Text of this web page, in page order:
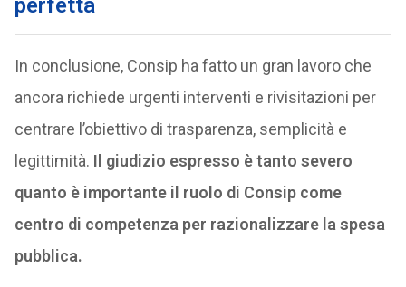
perfetta
In conclusione, Consip ha fatto un gran lavoro che
ancora richiede urgenti interventi e rivisitazioni per
centrare l’obiettivo di trasparenza, semplicità e
legittimità. Il giudizio espresso è tanto severo
quanto è importante il ruolo di Consip come
centro di competenza per razionalizzare la spesa
pubblica.